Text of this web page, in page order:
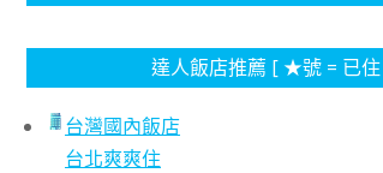
達人飯店推薦 [ ★號 = 已
台灣國內飯店
台北爽爽住